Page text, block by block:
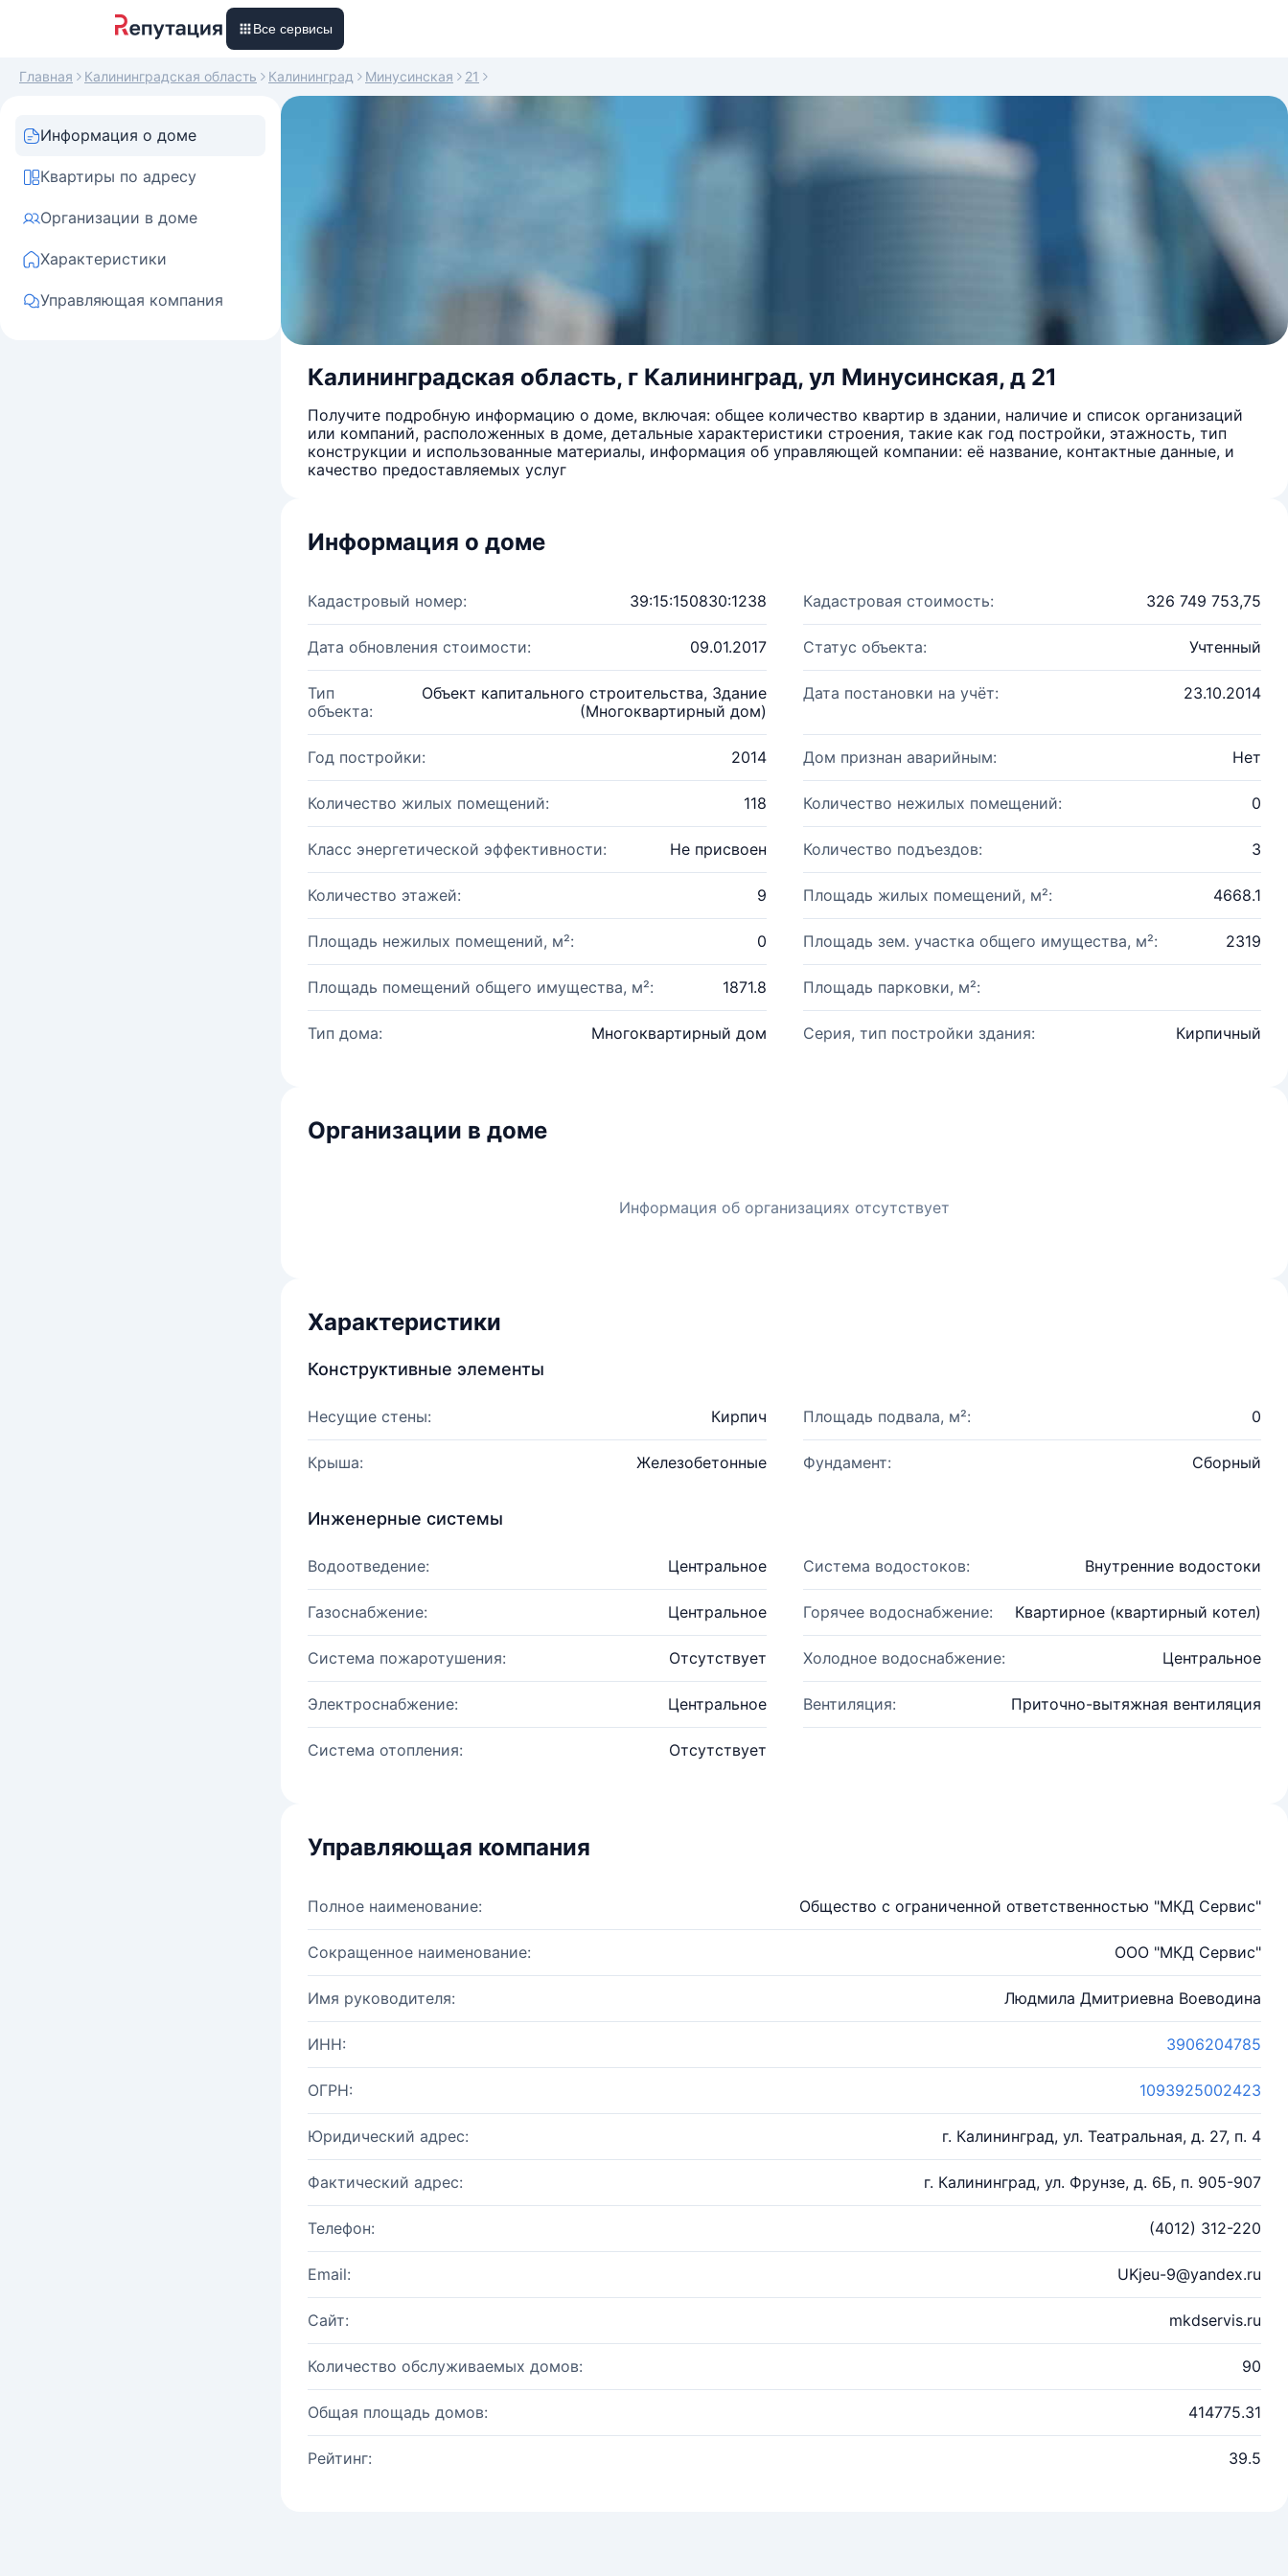
Все сервисы
Главная Калининградская область Калининград Минусинская 21
Информация о доме
Квартиры по адресу
Организации в доме
Характеристики
Управляющая компания
Калининградская область, г Калининград, ул Минусинская, д 21
Получите подробную информацию о доме, включая: общее количество квартир в здании, наличие и список организаций
или компаний, расположенных в доме, детальные характеристики строения, такие как год постройки, этажность, тип
конструкции и использованные материалы, информация об управляющей компании: её название, контактные данные, и
качество предоставляемых услуг
Информация о доме
Кадастровый номер: 39:15:150830:1238 Кадастровая стоимость: 326 749 753,75
Дата обновления стоимости: 09.01.2017 Статус объекта: Учтенный
Тип
объекта:
Объект капитального строительства, Здание
(Многоквартирный дом)
Дата постановки на учёт: 23.10.2014
Год постройки: 2014 Дом признан аварийным: Нет
Количество жилых помещений: 118 Количество нежилых помещений: 0
Класс энергетической эффективности: Не присвоен Количество подъездов: 3
Количество этажей: 9 Площадь жилых помещений, м²: 4668.1
Площадь нежилых помещений, м²: 0 Площадь зем. участка общего имущества, м²: 2319
Площадь помещений общего имущества, м²: 1871.8 Площадь парковки, м²:
Тип дома: Многоквартирный дом Серия, тип постройки здания: Кирпичный
Организации в доме
Информация об организациях отсутствует
Характеристики
Конструктивные элементы
Несущие стены: Кирпич Площадь подвала, м²: 0
Крыша: Железобетонные Фундамент: Сборный
Инженерные системы
Водоотведение: Центральное Система водостоков: Внутренние водостоки
Газоснабжение: Центральное Горячее водоснабжение: Квартирное (квартирный котел)
Система пожаротушения: Отсутствует Холодное водоснабжение: Центральное
Электроснабжение: Центральное Вентиляция: Приточно-вытяжная вентиляция
Система отопления: Отсутствует
Управляющая компания
Полное наименование: Общество с ограниченной ответственностью "МКД Сервис"
Сокращенное наименование: ООО "МКД Сервис"
Имя руководителя: Людмила Дмитриевна Воеводина
ИНН: 3906204785
ОГРН: 1093925002423
Юридический адрес: г. Калининград, ул. Театральная, д. 27, п. 4
Фактический адрес: г. Калининград, ул. Фрунзе, д. 6Б, п. 905-907
Телефон: (4012) 312-220
Email: UKjeu-9@yandex.ru
Сайт: mkdservis.ru
Количество обслуживаемых домов: 90
Общая площадь домов: 414775.31
Рейтинг: 39.5